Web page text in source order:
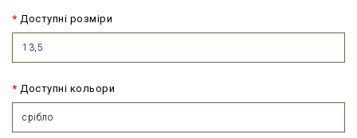
Доступні розміри
13,5
Доступні кольори
срібло